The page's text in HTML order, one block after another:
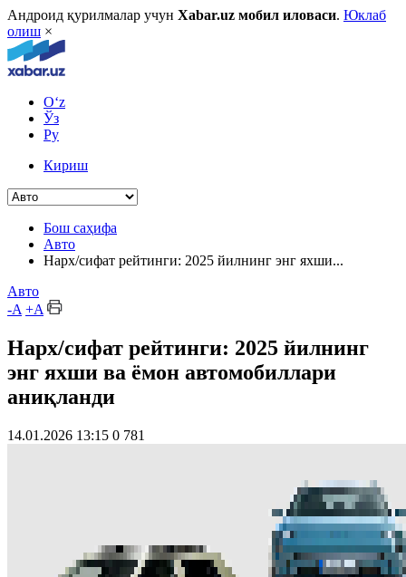
Андроид қурилмалар учун Xabar.uz мобил иловаси. Юклаб
олиш ×
O‘z
Ўз
Ру
Кириш
Бош саҳифа
Авто
Нарх/сифат рейтинги: 2025 йилнинг энг яхши...
Авто
-A +A
Нарх/сифат рейтинги: 2025 йилнинг
энг яхши ва ёмон автомобиллари
аниқланди
14.01.2026 13:15 0 781